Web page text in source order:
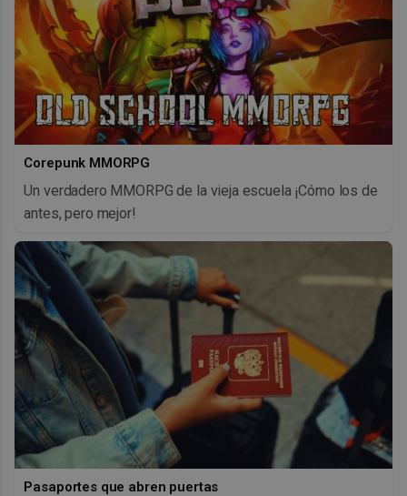
Corepunk MMORPG
Un verdadero MMORPG de la vieja escuela ¡Cómo los de
antes, pero mejor!
Pasaportes que abren puertas